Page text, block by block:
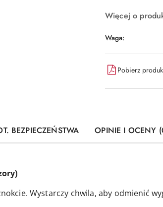
Więcej o
Waga:
Pobierz
BEZPIECZEŃSTWA OPINIE I OCENY
Wystarczy chwila, aby odmienić